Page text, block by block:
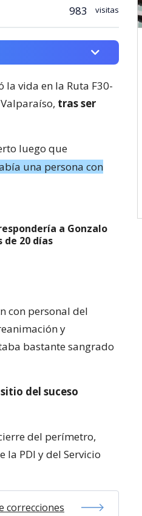
983 visitas
vida en la Ruta F30-
tras ser
luego que
una persona con
a Gonzalo
20 días
con personal del
y
bastante sangrado
del suceso
del perímetro,
PDI y del Servicio
correcciones